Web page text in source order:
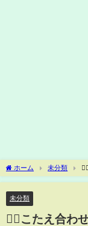
ホーム 未分類
#HoneyWorks #初恋のこ
未分類
✍🏻こたえ合わ